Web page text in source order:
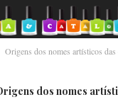
Origens dos nomes artísticos das
dos nomes